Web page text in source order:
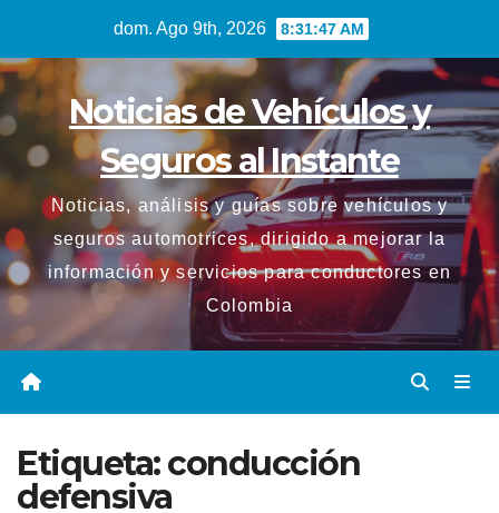
contenido
dom. Ago 9th, 2026 8:31:48 AM
Noticias de Vehículos y
Seguros al Instante
Noticias, análisis y guías sobre vehículos y
seguros automotrices, dirigido a mejorar la
información y servicios para conductores en
Colombia
Etiqueta:conducción
defensiva